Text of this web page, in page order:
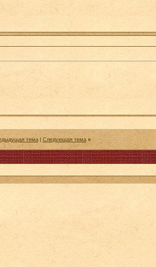
тема|Следующая тема »